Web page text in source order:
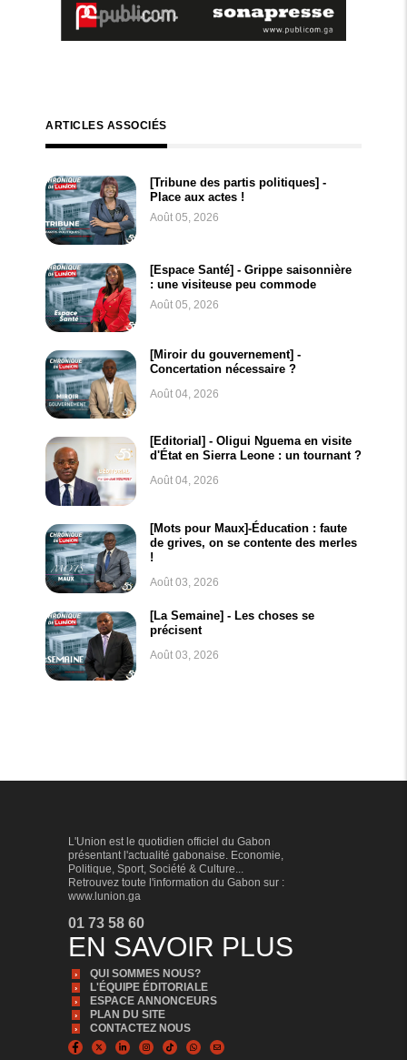
ARTICLES ASSOCIÉS
[Tribune des partis politiques] -
Place aux actes !
Août 05, 2026
[Espace Santé] - Grippe saisonnière
: une visiteuse peu commode
Août 05, 2026
[Miroir du gouvernement] -
Concertation nécessaire ?
Août 04, 2026
[Editorial] - Oligui Nguema en visite
d'État en Sierra Leone : un tournant ?
Août 04, 2026
[Mots pour Maux]-Éducation : faute
de grives, on se contente des merles
!
Août 03, 2026
[La Semaine] - Les choses se
précisent
Août 03, 2026
L'Union est le quotidien officiel du Gabon
présentant l'actualité gabonaise. Economie,
Politique, Sport, Société & Culture...
Retrouvez toute l'information du Gabon sur :
www.lunion.ga
01 73 58 60
EN SAVOIR PLUS
QUI SOMMES NOUS?
L'ÉQUIPE ÉDITORIALE
ESPACE ANNONCEURS
PLAN DU SITE
CONTACTEZ NOUS